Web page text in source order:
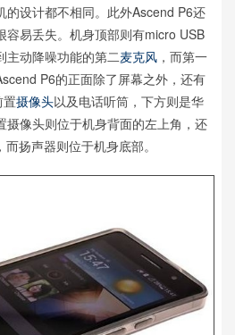
的设计都不相同。此外Ascend P6还
容易丢失。机身顶部则有micro USB
主动降噪功能的第二麦克风 ，而第一
P6的正面除了屏幕之外，还有
置摄像头以及电话听筒，下方则是华
摄像头则位于机身背面的左上角，还
扬声器则位于机身底部。